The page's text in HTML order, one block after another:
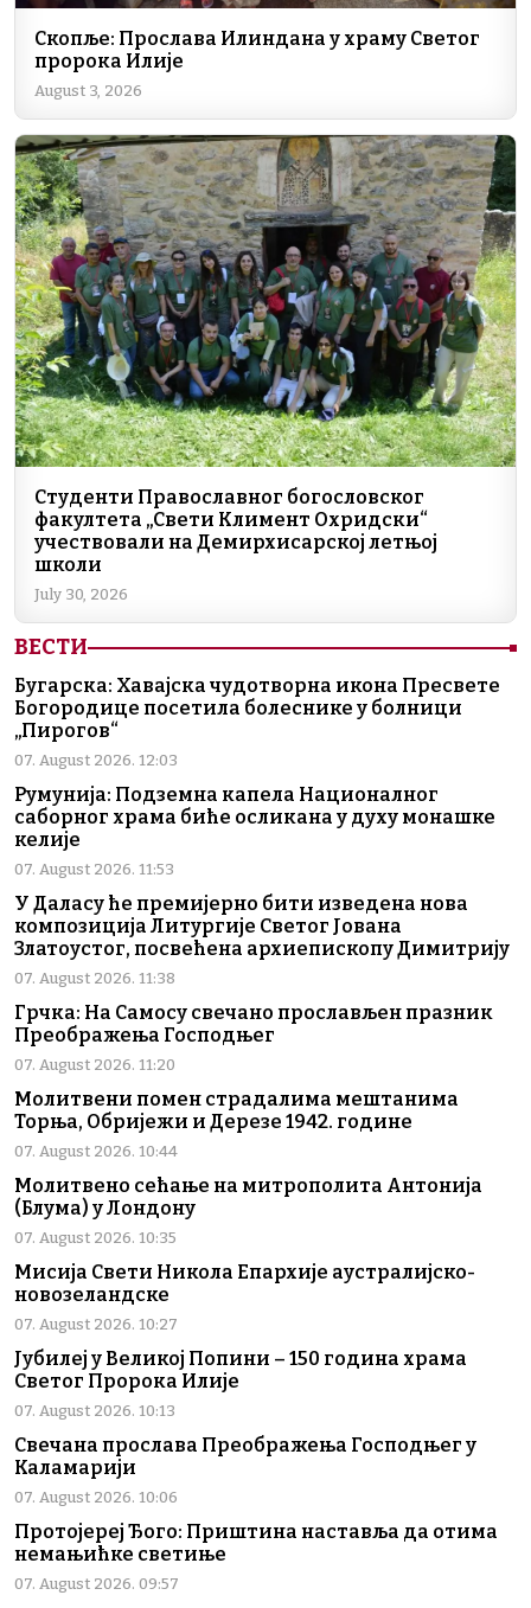
Скопље: Прослава Илиндана у храму Светог
пророка Илије
August 3, 2026
Студенти Православног богословског
факултета „Свети Климент Охридски“
учествовали на Демирхисарској летњој
школи
July 30, 2026
ВЕСТИ
Бугарска: Хавајска чудотворна икона Пресвете
Богородице посетила болеснике у болници
„Пирогов“
07. August 2026. 12:03
Румунија: Подземна капела Националног
саборног храма биће осликана у духу монашке
келије
07. August 2026. 11:53
У Даласу ће премијерно бити изведена нова
композиција Литургије Светог Јована
Златоустог, посвећена архиепископу Димитрију
07. August 2026. 11:38
Грчка: На Самосу свечано прослављен празник
Преображења Господњег
07. August 2026. 11:20
Молитвени помен страдалима мештанима
Торња, Обријежи и Дерезе 1942. године
07. August 2026. 10:44
Молитвено сећање на митрополита Антонија
(Блума) у Лондону
07. August 2026. 10:35
Мисија Свети Никола Епархије аустралијско-
новозеландске
07. August 2026. 10:27
Јубилеј у Великој Попини – 150 година храма
Светог Пророка Илије
07. August 2026. 10:13
Свечана прослава Преображења Господњег у
Каламарији
07. August 2026. 10:06
Протојереј Ђого: Приштина наставља да отима
немањићке светиње
07. August 2026. 09:57